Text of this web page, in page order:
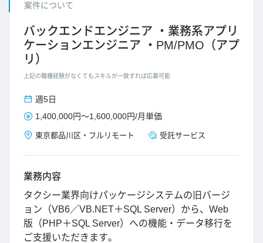
案件について
バックエンドエンジニア
業務系アプリ
ケーションエンジニア
PM/PMO（アプ
リ）
上記の職種経験がなくてもスキルが一致すれば応募可能
週5日
1,400,000円～1,600,000円/月単価
東京都品川区 ・ フルリモート 受託サービス
業務内容
タクシー業界向けパッケージシステムの旧バージ
ョン（VB6／VB.NET＋SQL Server）から、Web
版（PHP＋SQL Server）への機能・データ移行を
ご支援いただきます。